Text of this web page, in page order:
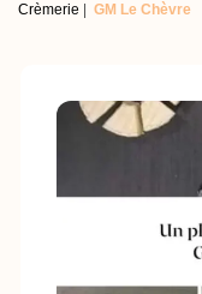
Crèmerie
GM Le Chèvre
Previous